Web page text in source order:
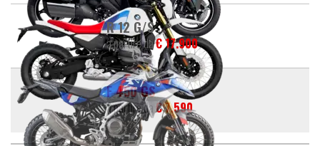
R 12 G/S
a partire da€ 17.900
F 450 GS
a partire da€ 7.590